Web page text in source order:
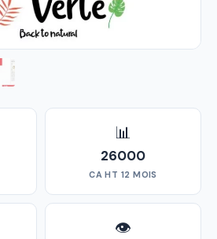
📊
26000
CA HT 12 MOIS
👁